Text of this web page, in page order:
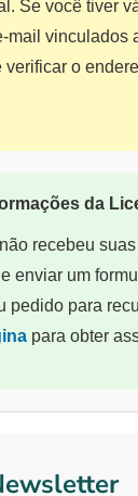
Se você tiver
mail vinculados
o
da
recebeu
enviar um
pedido para
para obter